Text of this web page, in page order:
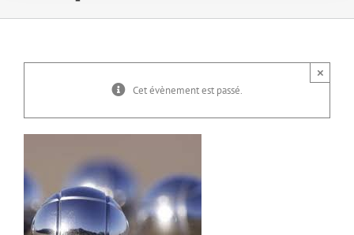
Cet évènement est passé.
×